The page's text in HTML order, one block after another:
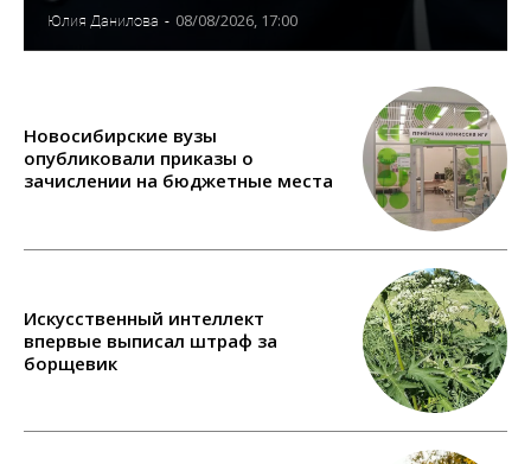
Юлия Данилова - 08/08/2026, 17:00
Новосибирские вузы
опубликовали приказы о
зачислении на бюджетные места
Искусственный интеллект
впервые выписал штраф за
борщевик